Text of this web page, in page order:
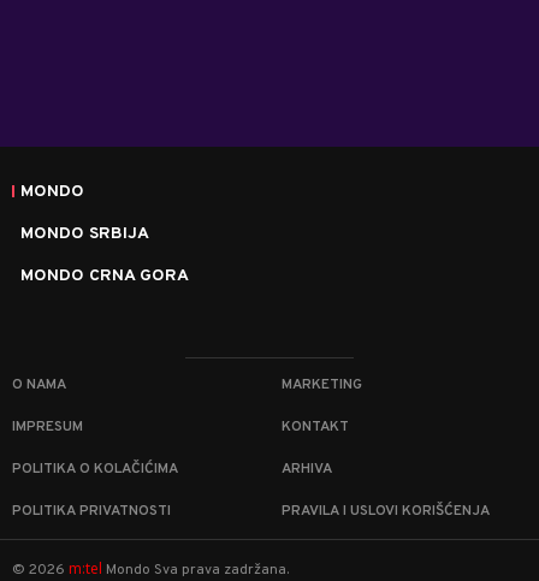
MONDO
MONDO SRBIJA
MONDO CRNA GORA
O NAMA MARKETING
IMPRESUM KONTAKT
POLITIKA O KOLAČIĆIMA ARHIVA
POLITIKA PRIVATNOSTI PRAVILA I USLOVI KORIŠĆENJA
© 2026 m:tel Mondo Sva prava zadržana.